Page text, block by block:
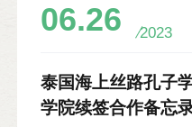
新闻部办公厅主任米
队、新华社代表等150
媒体对活动进行全程
06.26 2023
泰国海上丝路孔子
学院续签合作备忘